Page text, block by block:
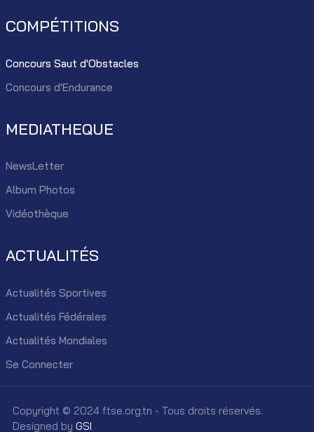
COMPÉTITIONS
Concours Saut d'Obstacles
Concours d'Endurance
MEDIATHEQUE
NewsLetter
Album Photos
Vidéothèque
ACTUALITÉS
Actualités Sportives
Actualités Fédérales
Actualités Mondiales
Se Connecter
Copyright © 2024 ftse.org.tn - Tous droits réservés.
Designed by GSI